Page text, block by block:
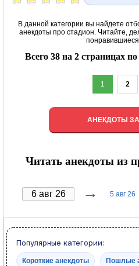
В данной категории вы найдете
анекдоты про стадион. Читайте,
Всего 38 на 2 страницах
1 2
АНЕКДОТЫ
Читать анекдоты из
→ 5 авг 26
Популярные категории:
Короткие анекдоты Пошлые